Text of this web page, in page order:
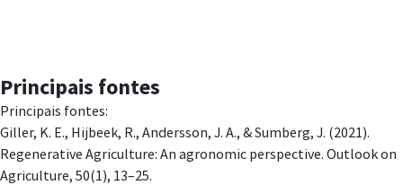
Principais fontes
Principais fontes:
Giller, K. E., Hijbeek, R., Andersson, J. A., & Sumberg, J. (2021).
Regenerative Agriculture: An agronomic perspective. Outlook on
Agriculture, 50(1), 13–25.